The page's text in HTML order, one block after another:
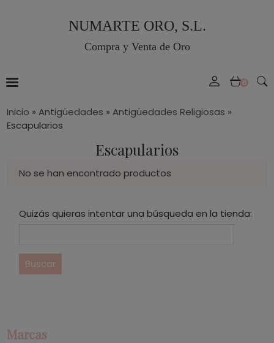
NUMARTE ORO, S.L.
Compra y Venta de Oro
0
Marcas
Inicio » Antigüedades » Antigüedades Religiosas »
Escapularios
Escapularios
No se han encontrado productos
Quizás quieras intentar una búsqueda en la tienda: